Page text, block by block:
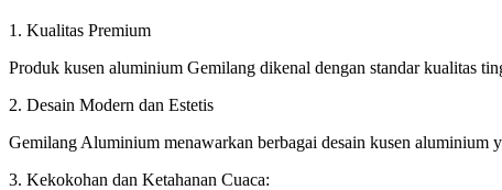
1. Kualitas Premium
Produk kusen aluminium Gemilang dikenal dengan standar kualitas
2. Desain Modern dan Estetis
Gemilang Aluminium menawarkan berbagai desain kusen aluminium
3. Kekokohan dan Ketahanan Cuaca: